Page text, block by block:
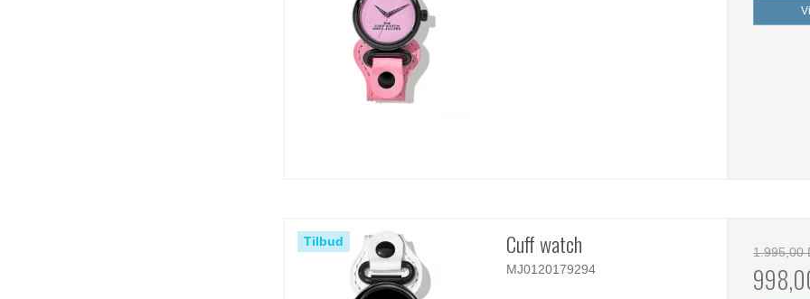
Tilbud Cuff watch
MJ0120179294
1.995,00